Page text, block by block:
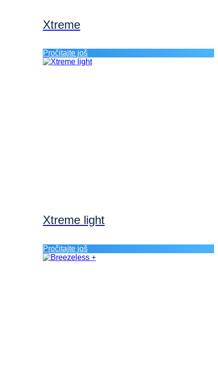
Xtreme
Pročitajte još
Xtreme light
Pročitajte još